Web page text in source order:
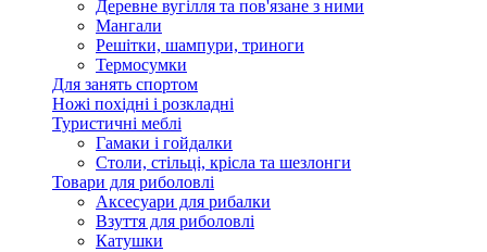
Деревне вугілля та пов'язане з ними
Мангали
Решітки, шампури, триноги
Термосумки
Для занять спортом
Ножі похідні і розкладні
Туристичні меблі
Гамаки і гойдалки
Столи, стільці, крісла та шезлонги
Товари для риболовлі
Аксесуари для рибалки
Взуття для риболовлі
Катушки